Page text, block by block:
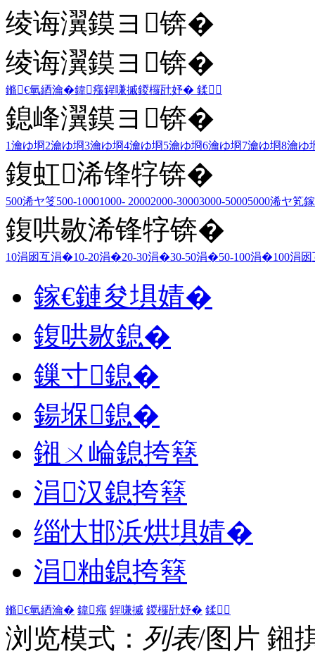
绫诲瀷鏌ヨ锛�
绫诲瀷鏌ヨ锛�
鏅€氫綇瀹�鍏瘬鍟嗛摵鍐欏瓧妤� 鍒
鎴峰瀷鏌ヨ锛�
1瀹ゆ埛2瀹ゆ埛3瀹ゆ埛4瀹ゆ埛5瀹ゆ埛6瀹ゆ埛7瀹ゆ埛8瀹ゆ
鍑虹浠锋牸锛�
500浠ヤ笅500-10001000- 20002000-30003000-50005000浠ヤ笂
鍑哄敭浠锋牸锛�
10涓囦互涓�10-20涓�20-30涓�30-50涓�50-100涓�100涓
鎵€鏈夋埧婧�
鍑哄敭鎴�
鏁寸鎴�
鍚堢鎴�
鎺ㄨ崘鎴挎簮
涓汉鎴挎簮
缁忕邯浜烘埧婧�
涓粙鎴挎簮
鏅€氫綇瀹� 鍏瘬 鍟嗛摵 鍐欏瓧妤� 鍒
浏览模式： 列表/图片 鎺